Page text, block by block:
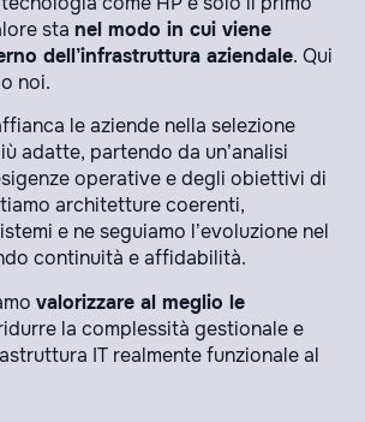
sta nel modo in cui viene
dell’infrastruttura aziendale. Qui
noi.
le aziende nella selezione
adatte, partendo da un’analisi
operative e degli obiettivi di
architetture coerenti,
e ne seguiamo l’evoluzione nel
continuità e affidabilità.
valorizzare al meglio le
la complessità gestionale e
IT realmente funzionale al